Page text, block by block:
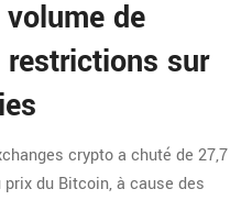
de
sur
crypto a chuté de 27,7
du Bitcoin, à cause des